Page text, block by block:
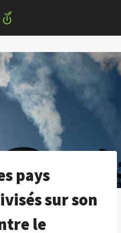
pays
sur son
le